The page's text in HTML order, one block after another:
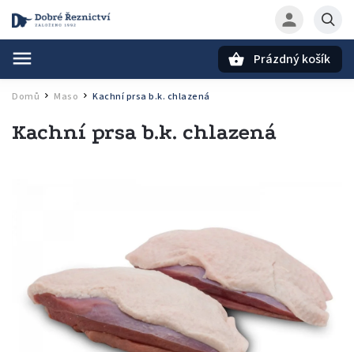
Prázdný košík
Domů / Maso / Kachní prsa b.k. chlazená
Kachní prsa b.k. chlazená